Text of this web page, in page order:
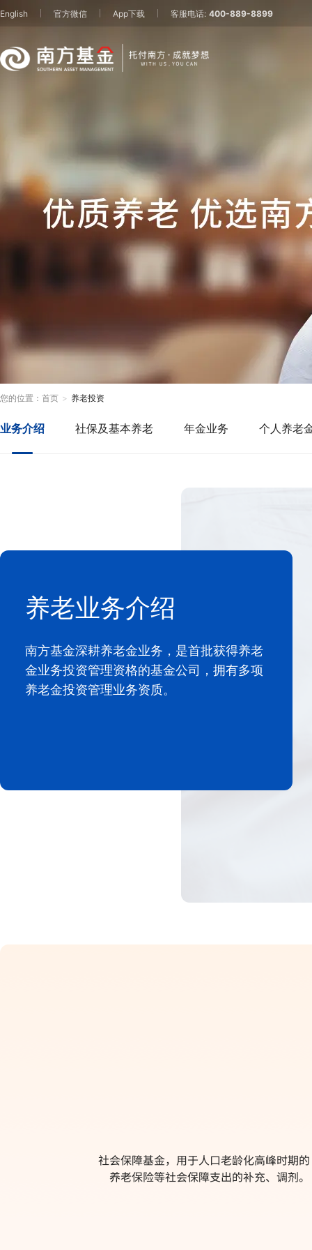
English 官方微信 App下载 客服电话: 400-889-8899
您的位置： 首页 养老投资
业务介绍 社保及基本养老 年金业务 个人养老
养老业务介绍
南方基金深耕养老金业务，是首批获得养老
金业务投资管理资格的基金公司，拥有多项
养老金投资管理业务资质。